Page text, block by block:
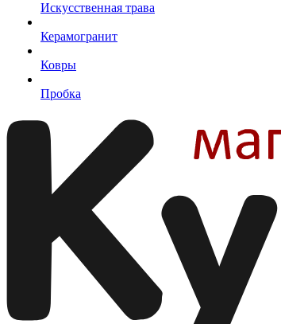
Искусственная трава
Керамогранит
Ковры
Пробка